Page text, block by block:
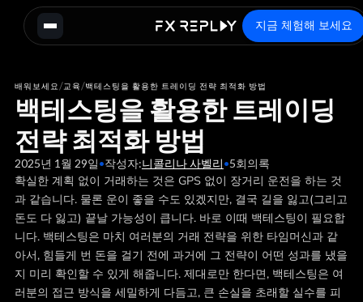
지금 체험해 보세요
배워보세요/교육/백테스팅을 활용한 트레이딩 전략 최적화 방법
백테스팅을 활용한 트레이딩
전략 최적화 방법
2025년 1월 29일•작성자:니콜리나 사벨리•5회의록
확실한 계획 없이 거래하는 것은 GPS 없이 장거리 운전을 하는 것
과 같습니다. 물론 운이 좋을 수도 있겠지만, 결국 길을 잃고(그리고
돈도 다 잃고) 끝날 가능성이 큽니다. 바로 이때 백테스팅이 필요합
니다. 백테스팅은 마치 여러분의 거래 전략을 위한 타임머신과 같
아서, 힘들게 번 돈을 걸기 전에 과거에 그 전략이 어떤 성과를 냈을
지 미리 확인할 수 있게 해줍니다. 제대로만 한다면, 백테스팅은 여
러분의 접근 방식을 세밀하게 다듬고, 큰 손실을 초래할 실수를 피